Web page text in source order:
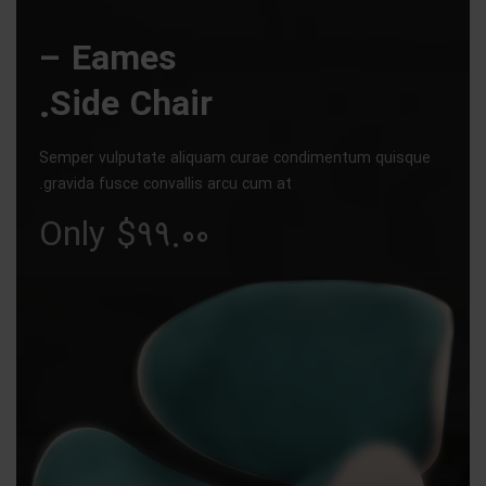
Eames –
Side Chair.
Semper vulputate aliquam curae condimentum quisque
gravida fusce convallis arcu cum at.
Only $99.00